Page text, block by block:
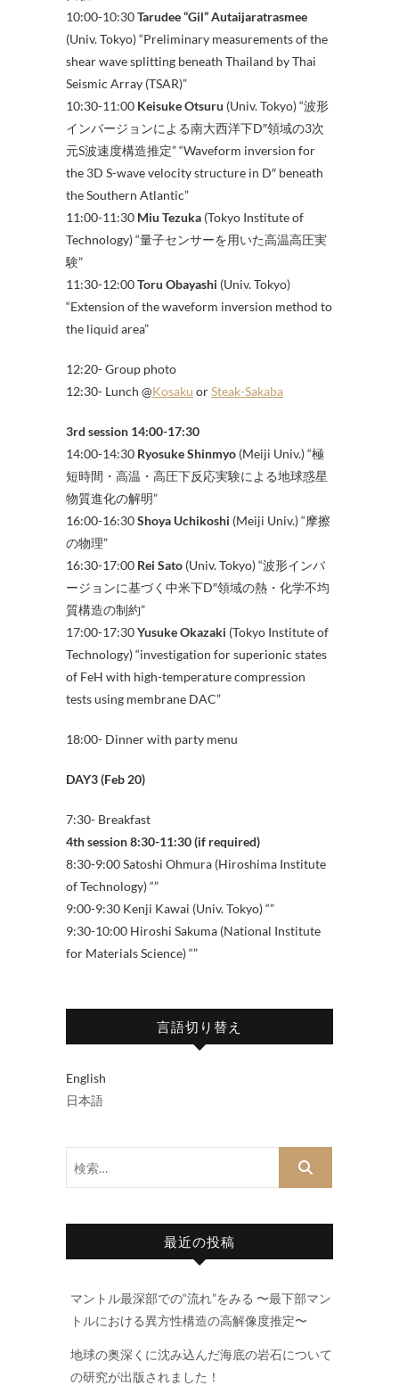
10:00-10:30Tarudee “Gil” Autaijaratrasmee
(Univ. Tokyo) “Preliminary measurements of the
shear wave splitting beneath Thailand by Thai
Seismic Array (TSAR)”
10:30-11:00 Keisuke Otsuru (Univ. Tokyo) “波形
インバージョンによる南大西洋下D″領域の3次
元S波速度構造推定” “Waveform inversion for
the 3D S-wave velocity structure in D″ beneath
the Southern Atlantic”
11:00-11:30 Miu Tezuka (Tokyo Institute of
Technology) “量子センサーを用いた高温高圧実
験”
11:30-12:00Toru Obayashi (Univ. Tokyo)
“Extension of the waveform inversion method to
the liquid area”
12:20- Group photo
12:30- Lunch @Kosaku orSteak-Sakaba
3rd session 14:00-17:30
14:00-14:30 Ryosuke Shinmyo (Meiji Univ.) “極
短時間・高温・高圧下反応実験による地球惑星
物質進化の解明”
16:00-16:30Shoya Uchikoshi (Meiji Univ.) “摩擦
の物理”
16:30-17:00 Rei Sato (Univ. Tokyo) “波形インバ
ージョンに基づく中米下D″領域の熱・化学不均
質構造の制約”
17:00-17:30Yusuke Okazaki (Tokyo Institute of
Technology) “investigation for superionic states
of FeH with high-temperature compression
tests using membrane DAC”
18:00- Dinner with party menu
DAY3 (Feb 20)
7:30- Breakfast
4th session 8:30-11:30 (if required)
8:30-9:00 Satoshi Ohmura (Hiroshima Institute
of Technology) “”
9:00-9:30 Kenji Kawai (Univ. Tokyo) “”
9:30-10:00 Hiroshi Sakuma (National Institute
for Materials Science) “”
言語切り替え
English
日本語
最近の投稿
マントル最深部での“流れ”をみる 〜最下部マン
トルにおける異方性構造の高解像度推定〜
地球の奥深くに沈み込んだ海底の岩石について
の研究が出版されました！